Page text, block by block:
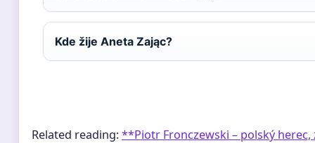
Kde žije Aneta Zając?
Related reading:**Piotr Fronczewski – polský herec,